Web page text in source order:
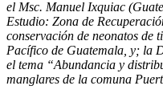
el Msc. Manuel Ixquiac
Estudio: Zona de
conservación de neonatos
Pacífico de Guatemala, y; la
el tema “Abundancia y
manglares de la comuna